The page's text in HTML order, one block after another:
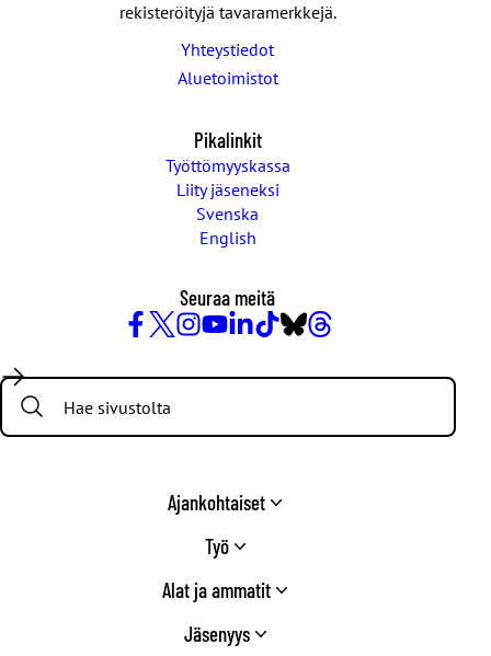
rekisteröityjä tavaramerkkejä.
Yhteystiedot
Aluetoimistot
Pikalinkit
Työttömyyskassa
Liity jäseneksi
Svenska
English
Seuraa meitä
/
Twitter
Search:
Ajankohtaiset
Työ
Alat ja ammatit
Jäsenyys